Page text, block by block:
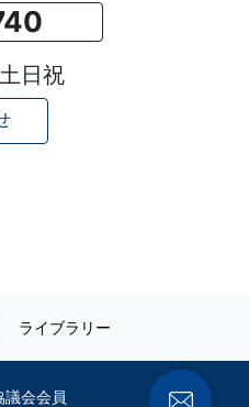
日祝
ライブラリー
会会員